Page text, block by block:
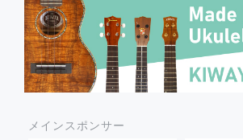
メインスポンサー